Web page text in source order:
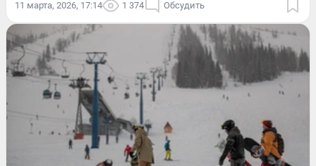
11 марта, 2026, 17:14 1 374 Обсудить